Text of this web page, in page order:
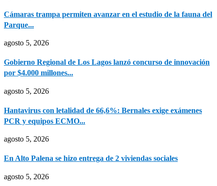
Cámaras trampa permiten avanzar en el estudio de la fauna del
Parque...
agosto 5, 2026
Gobierno Regional de Los Lagos lanzó concurso de innovación
por $4.000 millones...
agosto 5, 2026
Hantavirus con letalidad de 66,6%: Bernales exige exámenes
PCR y equipos ECMO...
agosto 5, 2026
En Alto Palena se hizo entrega de 2 viviendas sociales
agosto 5, 2026